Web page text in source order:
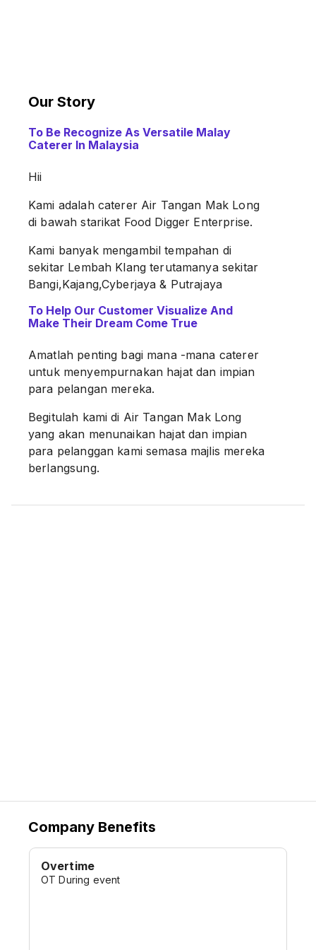
Our Story
To Be Recognize As Versatile Malay
Caterer In Malaysia
Hii
Kami adalah caterer Air Tangan Mak Long
di bawah starikat Food Digger Enterprise.
Kami banyak mengambil tempahan di
sekitar Lembah Klang terutamanya sekitar
Bangi,Kajang,Cyberjaya & Putrajaya
To Help Our Customer Visualize And
Make Their Dream Come True
Amatlah penting bagi mana -mana caterer
untuk menyempurnakan hajat dan impian
para pelangan mereka.
Begitulah kami di Air Tangan Mak Long
yang akan menunaikan hajat dan impian
para pelanggan kami semasa majlis mereka
berlangsung.
Company Benefits
Overtime
OT During event